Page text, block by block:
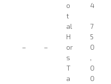
– –
o
t
al
H
or
s
T
a
4
7
5
0
,
0
0